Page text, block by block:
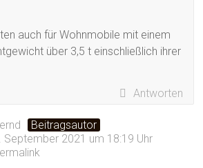
auch für Wohnmobile mit einem
über 3,5 t einschließlich ihrer
Antworten
Beitragsautor
September 2021 um 18:19 Uhr